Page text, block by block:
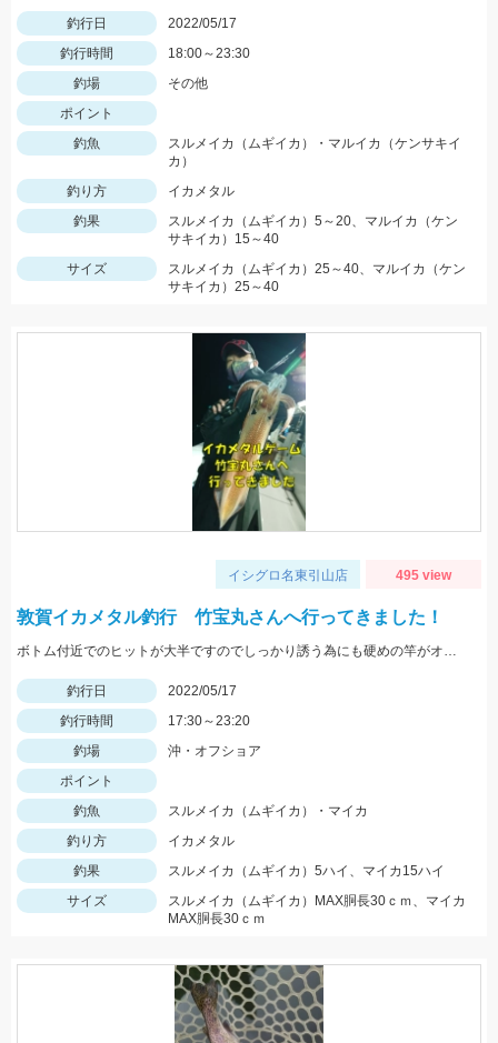
釣行日
2022/05/17
釣行時間
18:00～23:30
釣場
その他
ポイント
釣魚
スルメイカ（ムギイカ）・マルイカ（ケンサキイ
カ）
釣り方
イカメタル
釣果
スルメイカ（ムギイカ）5～20、マルイカ（ケン
サキイカ）15～40
サイズ
スルメイカ（ムギイカ）25～40、マルイカ（ケン
サキイカ）25～40
イシグロ名東引山店 495 view
敦賀イカメタル釣行 竹宝丸さんへ行ってきました！
ボトム付近でのヒットが大半ですのでしっかり誘う為にも硬めの竿がオススメ！スッテは基本色の赤緑・赤黄などの20号がメインです。
釣行日
2022/05/17
釣行時間
17:30～23:20
釣場
沖・オフショア
ポイント
釣魚
スルメイカ（ムギイカ）・マイカ
釣り方
イカメタル
釣果
スルメイカ（ムギイカ）5ハイ、マイカ15ハイ
サイズ
スルメイカ（ムギイカ）MAX胴長30ｃｍ、マイカ
MAX胴長30ｃｍ